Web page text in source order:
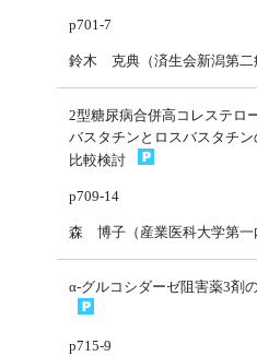
p701-7
鈴木 克典（済生会新潟第二
2型糖尿病合併高コレステロ
バスタチンとロスバスタチ
比較検討
p709-14
森 博子（産業医科大学第一
α-グルコシダーゼ阻害薬3剤
p715-9